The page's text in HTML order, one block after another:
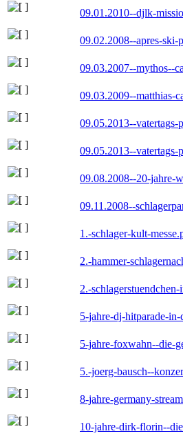
09.01.2010--djlk-
09.02.2008--apres-ski-
09.03.2007--mythos--
09.03.2009--matthias-
09.05.2013--
09.05.2013--
09.08.2008--20-jahre-
09.11.2008--
1.-schlager-kult-
2.-hammer-
2.-
5-jahre-dj-hitparade-
5-jahre-foxwahn--die-
5.-joerg-bausch--
8-jahre-germany-
10-jahre-dirk-florin--